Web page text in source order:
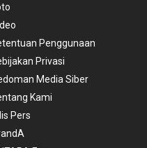
Penggunaan
Privasi
Media Siber
Kami
Pers